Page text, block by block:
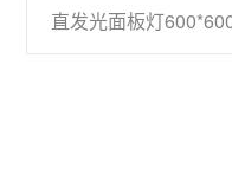
直发光面板灯